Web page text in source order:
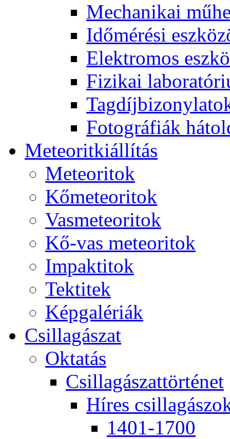
Me­cha­ni­kai
Idő­mé­ré­si
Elekt­ro­mos
Fi­zi­kai
Fo­tog­rá­fi­ák
Me­te­o­rit­ki­ál­lí­tás
Me­te­o­ri­tok
Kő­me­te­o­ri­tok
Vas­me­te­o­ri­tok
Kő-vas me­te­o­ri­tok
Imp­ak­ti­tok
Tek­ti­tek
Kép­ga­lé­ri­ák
Csil­la­gá­szat
Ok­ta­tás
Csil­la­gá­szat­tör­té­net
Hí­res
1401-1700